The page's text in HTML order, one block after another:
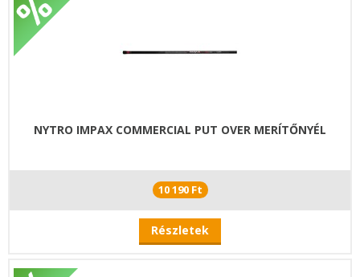
NYTRO IMPAX COMMERCIAL PUT OVER MERÍTŐNYÉL
10 190 Ft
Részletek